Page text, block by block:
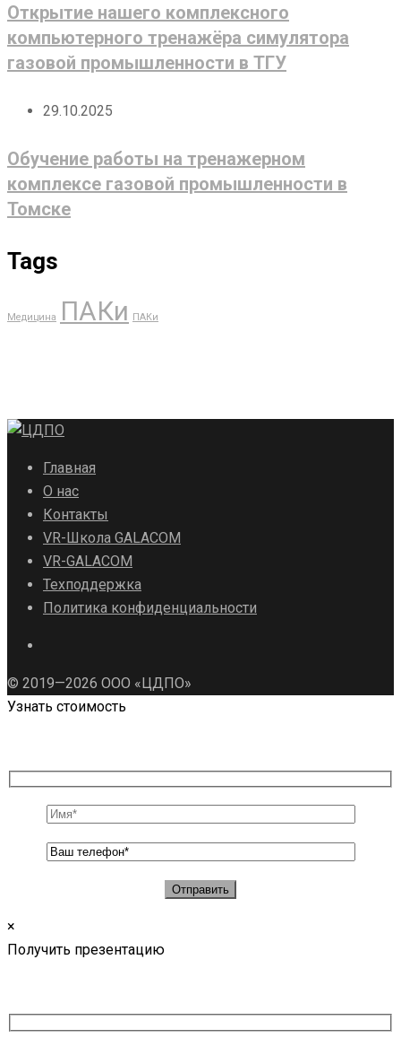
Открытие нашего комплексного
компьютерного тренажёра симулятора
газовой промышленности в ТГУ
29.10.2025
Обучение работы на тренажерном
комплексе газовой промышленности в
Томске
Tags
Медицина ПАКи ПАКи
Главная
О нас
Контакты
VR-Школа GALACOM
VR-GALACOM
Техподдержка
Политика конфиденциальности
© 2019—2026 ООО «ЦДПО»
Узнать стоимость
×
Получить презентацию